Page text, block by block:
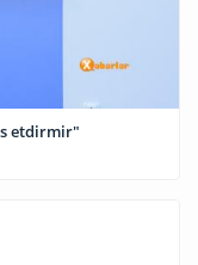
etdirmir"